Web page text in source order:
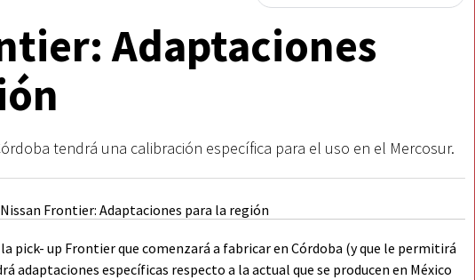
Adaptaciones
tendrá una calibración específica para el uso en el Mercosur.
pick- up Frontier que comenzará a fabricar en Córdoba (y que le permitirá
adaptaciones específicas respecto a la actual que se producen en México